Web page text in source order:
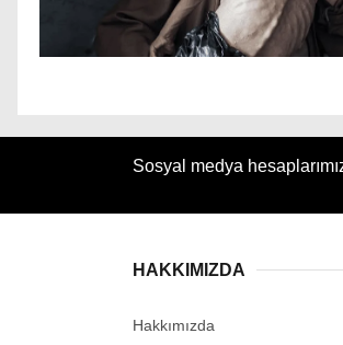
Sosyal medya
HAKKIMIZDA
Hakkımızda